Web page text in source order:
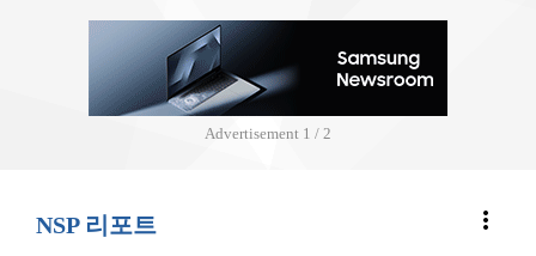
Advertisement 2 / 2
NSP 리포트 more_vert